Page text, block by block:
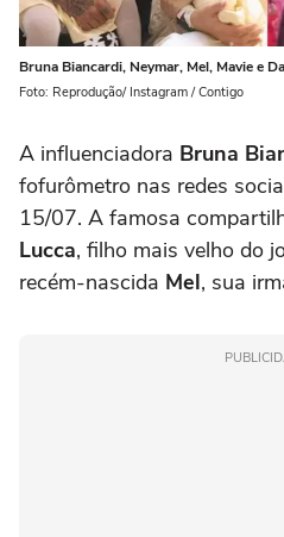
Bruna Biancardi, Neymar, Mel, Mavie e
Foto: Reprodução/ Instagram / Contigo
A influenciadora Bruna
fofurômetro nas redes
15/07. A famosa
Lucca, filho mais velho do
recém-nascida Mel, sua